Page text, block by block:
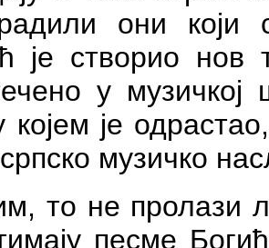
они који
је створио нов
у музичкој
је
музичко
то не пролази
песме